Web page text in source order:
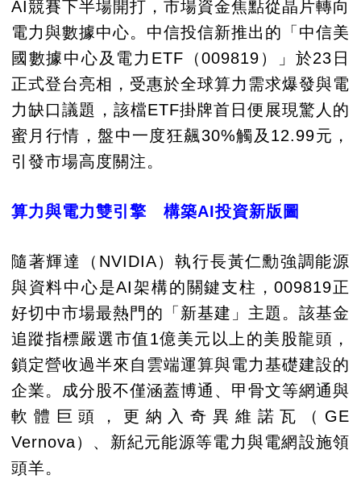
AI競賽下半場開打，市場資金焦點從晶片轉向
電力與數據中心。中信投信新推出的「中信美
國數據中心及電力ETF（009819）」於23日
正式登台亮相，受惠於全球算力需求爆發與電
力缺口議題，該檔ETF掛牌首日便展現驚人的
蜜月行情，盤中一度狂飆30%觸及12.99元，
引發市場高度關注。
算力與電力雙引擎 構築AI投資新版圖
隨著輝達（NVIDIA）執行長黃仁勳強調能源
與資料中心是AI架構的關鍵支柱，009819正
好切中市場最熱門的「新基建」主題。該基金
追蹤指標嚴選市值1億美元以上的美股龍頭，
鎖定營收過半來自雲端運算與電力基礎建設的
企業。成分股不僅涵蓋博通、甲骨文等網通與
軟體巨頭，更納入奇異維諾瓦（GE
Vernova）、新紀元能源等電力與電網設施領
頭羊。